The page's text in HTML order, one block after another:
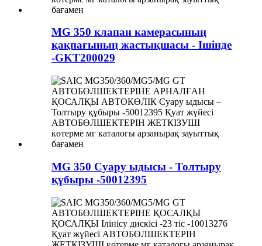
MG 350 клапан камерасының
қақпағының жастықшасы - Ішінде
-GKT200029
MG 350 Суару ыдысы - Толтыру
құбыры -50012395